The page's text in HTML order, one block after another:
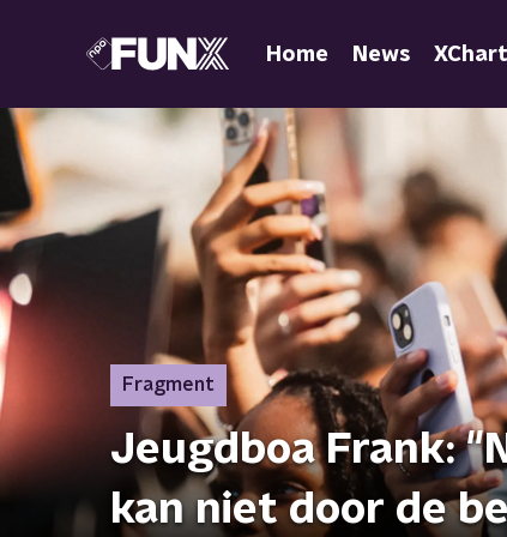
Home News XChart
Fragment
Jeugdboa Frank:
kan niet door de